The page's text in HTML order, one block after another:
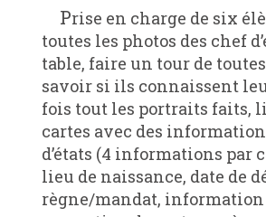
Prise en charge de six élèves, placer
toutes les photos des chef
table, faire un tour de
savoir si ils connaissent
fois tout les portraits faits,
cartes avec des
d’états (4 informations par
lieu de naissance, date de
règne/mandat,